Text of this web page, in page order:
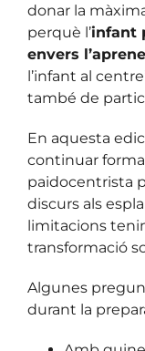
donar la
perquè l’infant
envers
l’infant al
també de
En aquesta
continuar
paidocentrista
discurs als
limitacions
transformació
Algunes
durant la